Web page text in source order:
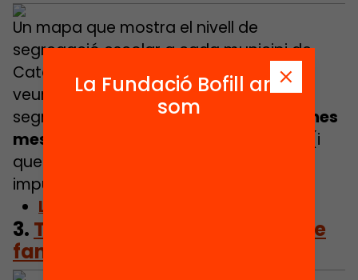
Un mapa que mostra el nivell de
segregació escolar a cada municipi de
Catalunya, amb dades detallades per
veure que encara tenim uns nivells de
segregació que no podem tolerar i
quines
mesures
es poden aplicar per millorar (i
que molts municipis fa temps que
impulsen).
Llegeix l’article
3. TEST: Què en saps, de l’ús que
fan els adolescents del mòbil?
La Fundació Bofill ara
som